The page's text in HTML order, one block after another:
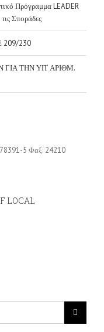
Πρόγραμμα LEADER
Σποράδες
230
ΤΗΝ ΥΠ’ ΑΡΙΘΜ.
5 Φαξ: 24210
LOCAL